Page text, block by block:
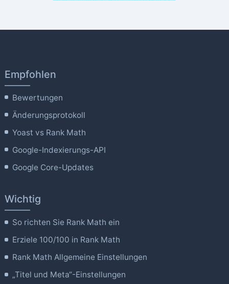
Empfohlen
Bewertungen
Änderungsprotokoll
Yoast vs Rank Math
Google-Indexierungs-API
Google Core-Updates
Wichtig
So richten Sie Rank Math ein
Erziele 100/100 in Rank Math
Rank Math Allgemeine Einstellungen
„Titel und Meta“-Einstellungen